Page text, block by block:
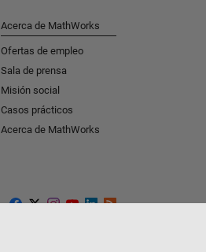
Acerca de MathWorks
Ofertas de empleo
Sala de prensa
Misión social
Casos prácticos
Acerca de MathWorks